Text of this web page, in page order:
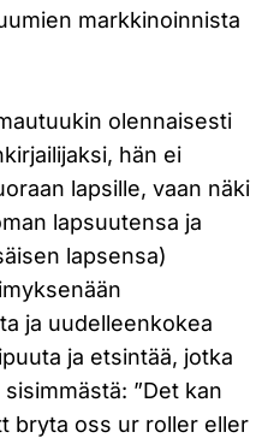
markkinoinnista
olennaisesti
hän ei
lapsille, vaan näki
lapsuutensa ja
lapsensa)
ja uudelleenkokea
ja etsintää, jotka
”Det kan
bryta oss ur roller eller